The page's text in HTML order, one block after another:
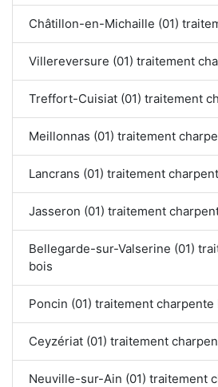
Châtillon-en-Michaille (01)
Villereversure (01) traitement
Treffort-Cuisiat (01) traitement
Meillonnas (01) traitement
Lancrans (01) traitement
Jasseron (01) traitement
Bellegarde-sur-Valserine (01)
bois
Poncin (01) traitement charpente
Ceyzériat (01) traitement
Neuville-sur-Ain (01) traitement